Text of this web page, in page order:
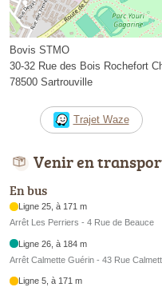
Bovis STMO
30-32 Rue des Bois Rochefort
78500 Sartrouville
Trajet Waze
Venir en
En bus
Ligne 25, à 171 m
Arrêt Les Perriers - 4 Rue de Beauce
Ligne 26, à 184 m
Arrêt Calmette Guérin - 43 Rue
Ligne 5, à 171 m